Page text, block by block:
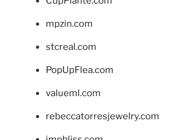
mpzin.com
stcreal.com
PopUpFlea.com
valueml.com
rebeccatorresjewelry.com